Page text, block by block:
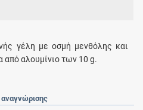
γέλη με οσμή μενθόλης και
αλουμίνιο των 10 g.
αναγνώρισης